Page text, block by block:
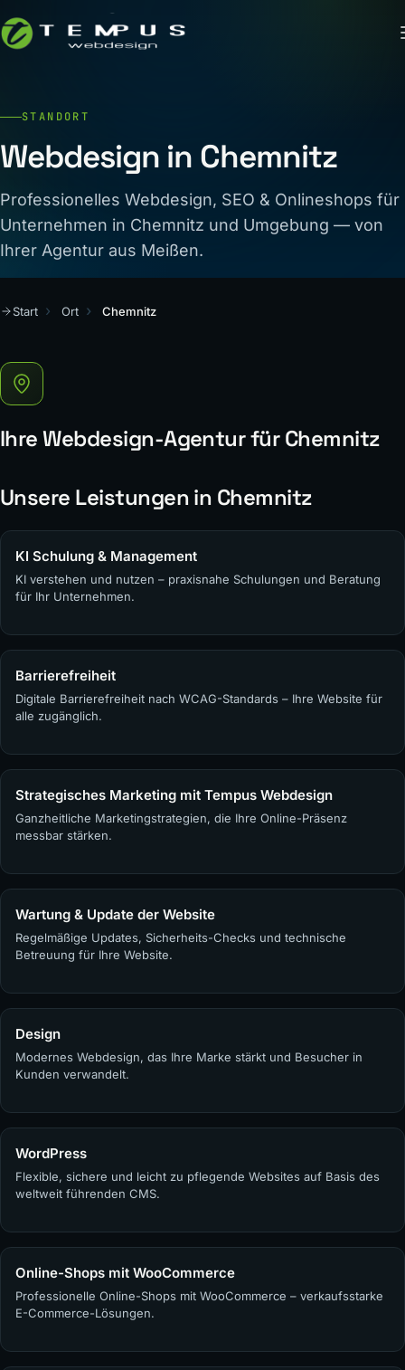
STANDORT
Webdesign in Chemnitz
Professionelles Webdesign, SEO & Onlineshops für
Unternehmen in Chemnitz und Umgebung — von
Ihrer Agentur aus Meißen.
Start Ort Chemnitz
Ihre Webdesign-Agentur für Chemnitz
Unsere Leistungen in Chemnitz
KI Schulung & Management
KI verstehen und nutzen – praxisnahe Schulungen und Beratung
für Ihr Unternehmen.
Barrierefreiheit
Digitale Barrierefreiheit nach WCAG-Standards – Ihre Website für
alle zugänglich.
Strategisches Marketing mit Tempus Webdesign
Ganzheitliche Marketingstrategien, die Ihre Online-Präsenz
messbar stärken.
Wartung & Update der Website
Regelmäßige Updates, Sicherheits-Checks und technische
Betreuung für Ihre Website.
Design
Modernes Webdesign, das Ihre Marke stärkt und Besucher in
Kunden verwandelt.
WordPress
Flexible, sichere und leicht zu pflegende Websites auf Basis des
weltweit führenden CMS.
Online-Shops mit WooCommerce
Professionelle Online-Shops mit WooCommerce – verkaufsstarke
E-Commerce-Lösungen.